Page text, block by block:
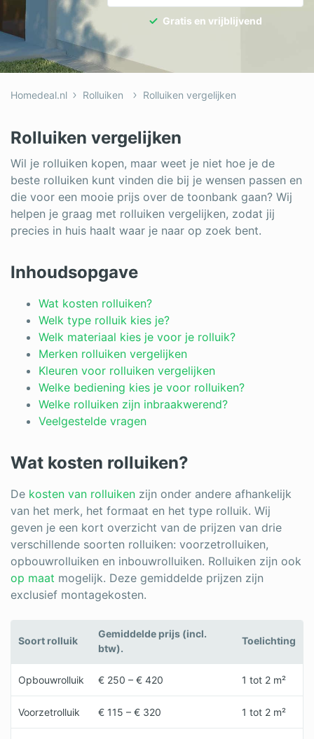
Warmtepomp
Wellness
Zonnepanelen
Overige projecten
Ben je een vakspecialist?
Log in
Gratis en vrijblijvend
Homedeal.nl Rolluiken Rolluiken vergelijken
Rolluiken vergelijken
Wil je rolluiken kopen, maar weet je niet hoe je de
beste rolluiken kunt vinden die bij je wensen passen en
die voor een mooie prijs over de toonbank gaan? Wij
helpen je graag met rolluiken vergelijken, zodat jij
precies in huis haalt waar je naar op zoek bent.
Inhoudsopgave
Wat kosten rolluiken?
Welk type rolluik kies je?
Welk materiaal kies je voor je rolluik?
Merken rolluiken vergelijken
Kleuren voor rolluiken vergelijken
Welke bediening kies je voor rolluiken?
Welke rolluiken zijn inbraakwerend?
Veelgestelde vragen
Wat kosten rolluiken?
De kosten van rolluiken zijn onder andere afhankelijk
van het merk, het formaat en het type rolluik. Wij
geven je een kort overzicht van de prijzen van drie
verschillende soorten rolluiken: voorzetrolluiken,
opbouwrolluiken en inbouwrolluiken. Rolluiken zijn ook
op maat mogelijk. Deze gemiddelde prijzen zijn
exclusief montagekosten.
Soort rolluik
Gemiddelde prijs (incl.
btw).
Toelichting
Opbouwrolluik € 250 – € 420 1 tot 2 m²
Voorzetrolluik € 115 – € 320 1 tot 2 m²